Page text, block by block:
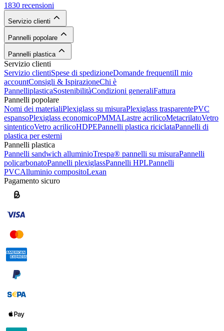
1830 recensioni
Servizio clienti
Pannelli popolare
Pannelli plastica
Servizio clienti
Servizio clientiSpese di spedizioneDomande frequentiIl mio
accountConsigli & IspirazioneChi è
PannelliplasticaSostenibilitàCondizioni generaliFattura
Pannelli popolare
Nomi dei materialiPlexiglass su misuraPlexiglass trasparentePVC
espansoPlexiglass economicoPMMALastre acrilicoMetacrilatoVetro
sintenticoVetro acrilicoHDPEPannelli plastica riciclataPannelli di
plastica per esterni
Pannelli plastica
Pannelli sandwich alluminioTrespa® pannelli su misuraPannelli
policarbonatoPannelli plexiglassPannelli HPLPannelli
PVCAlluminio compositoLexan
Pagamento sicuro